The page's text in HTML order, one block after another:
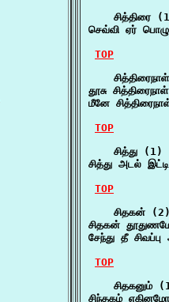
சித்திரை
செவ்வி ஏர்
TOP
தூசு
மீனே
TOP
    சித்து (1)
சித்து அடல்
TOP
    சிதகன் (2)
சிதகன்
சேந்து தீ
TOP
சிதகனும்
சிந்தகம்